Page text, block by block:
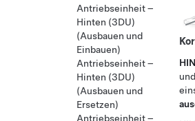
Antriebseinheit –
Hinten (3DU)
(Ausbauen und
Einbauen)
Antriebseinheit –
Hinten (3DU)
(Ausbauen und
Ersetzen)
Antriebseinheit –